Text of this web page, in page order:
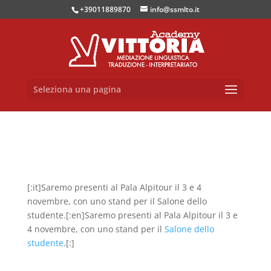
+39011889870 info@ssmlto.it
Seleziona una pagina
[:it]Saremo presenti al Pala Alpitour il 3 e 4
novembre, con uno stand per il Salone dello
studente.[:en]Saremo presenti al Pala Alpitour il 3 e
4 novembre, con uno stand per il Salone dello
studente.[:]